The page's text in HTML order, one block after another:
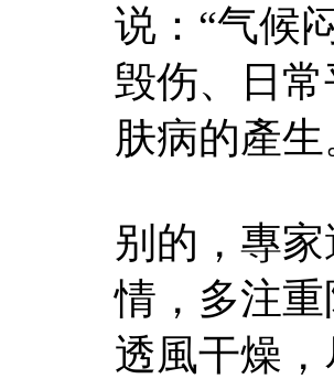
说：“气候
毁伤、日
肤病的產生
别的，專
情，多注
透風干燥